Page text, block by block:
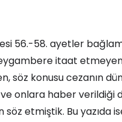
56.-58. ayetler
itaat
söz konusu cezanın
onlara haber verildiği
etmiştik. Bu yazıda